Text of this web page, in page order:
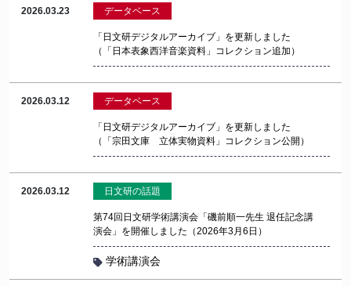
2026.03.23 データベース
「日文研デジタルアーカイブ」を更新しました
（「日本表象西洋音楽資料」コレクション追加）
2026.03.12 データベース
「日文研デジタルアーカイブ」を更新しました
（「宗田文庫 立体実物資料」コレクション公開）
2026.03.12 日文研の話題
第74回日文研学術講演会「磯前順一先生 退任記念講
演会」を開催しました（2026年3月6日）
学術講演会